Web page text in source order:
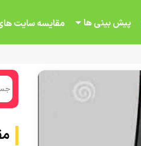
پیش بینی ها مقایسه سایت